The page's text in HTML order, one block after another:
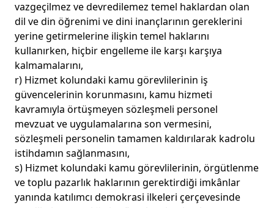
vazgeçilmez ve devredilemez temel haklardan olan
dil ve din öğrenimi ve dini inançlarının gereklerini
yerine getirmelerine ilişkin temel haklarını
kullanırken, hiçbir engelleme ile karşı karşıya
kalmamalarını,
r) Hizmet kolundaki kamu görevlilerinin iş
güvencelerinin korunmasını, kamu hizmeti
kavramıyla örtüşmeyen sözleşmeli personel
mevzuat ve uygulamalarına son vermesini,
sözleşmeli personelin tamamen kaldırılarak kadrolu
istihdamın sağlanmasını,
s) Hizmet kolundaki kamu görevlilerinin, örgütlenme
ve toplu pazarlık haklarının gerektirdiği imkânlar
yanında katılımcı demokrasi ilkeleri çerçevesinde